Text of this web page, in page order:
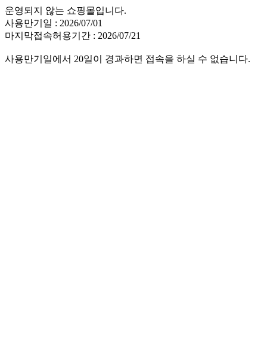
운영되지 않는 쇼핑몰입니다.
사용만기일 : 2026/07/01
마지막접속허용기간 : 2026/07/21
사용만기일에서 20일이 경과하면 접속을 하실 수 없습니다.